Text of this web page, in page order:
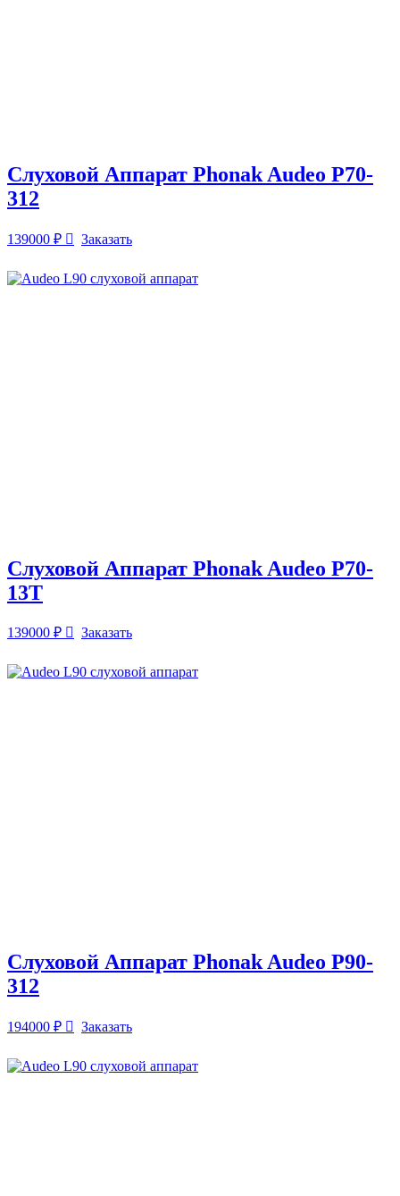
Слуховой Аппарат Phonak Audeo P70-
312
139000 ₽ Заказать
Слуховой Аппарат Phonak Audeo P70-
13T
139000 ₽ Заказать
Слуховой Аппарат Phonak Audeo P90-
312
194000 ₽ Заказать